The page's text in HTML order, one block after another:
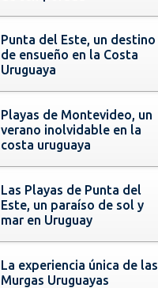
Punta del Este, un destino
de ensueño en la Costa
Uruguaya
Playas de Montevideo, un
verano inolvidable en la
costa uruguaya
Las Playas de Punta del
Este, un paraíso de sol y
mar en Uruguay
La experiencia única de las
Murgas Uruguayas